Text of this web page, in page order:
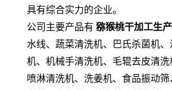
具有综合实力的企业。
公司主要产品有 猕猴桃干加工生
水线、蔬菜清洗机、巴氏杀菌机
机、机械手清洗机、毛辊去皮清洗
喷淋清洗机、洗姜机、食品振动